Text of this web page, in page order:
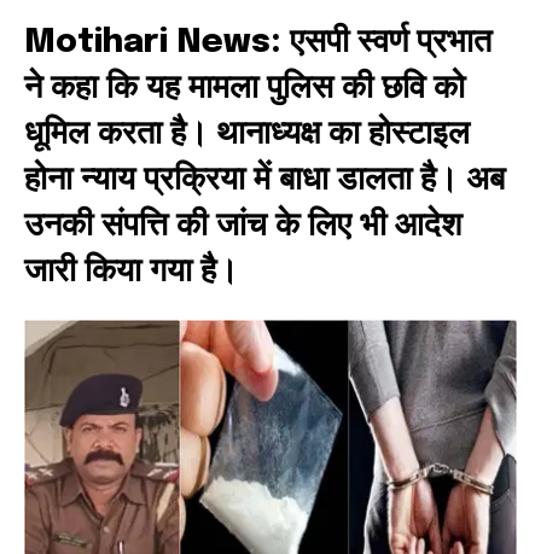
Motihari News: एसपी स्वर्ण प्रभात
ने कहा कि यह मामला पुलिस की छवि को
धूमिल करता है। थानाध्यक्ष का होस्टाइल
होना न्याय प्रक्रिया में बाधा डालता है। अब
उनकी संपत्ति की जांच के लिए भी आदेश
जारी किया गया है।